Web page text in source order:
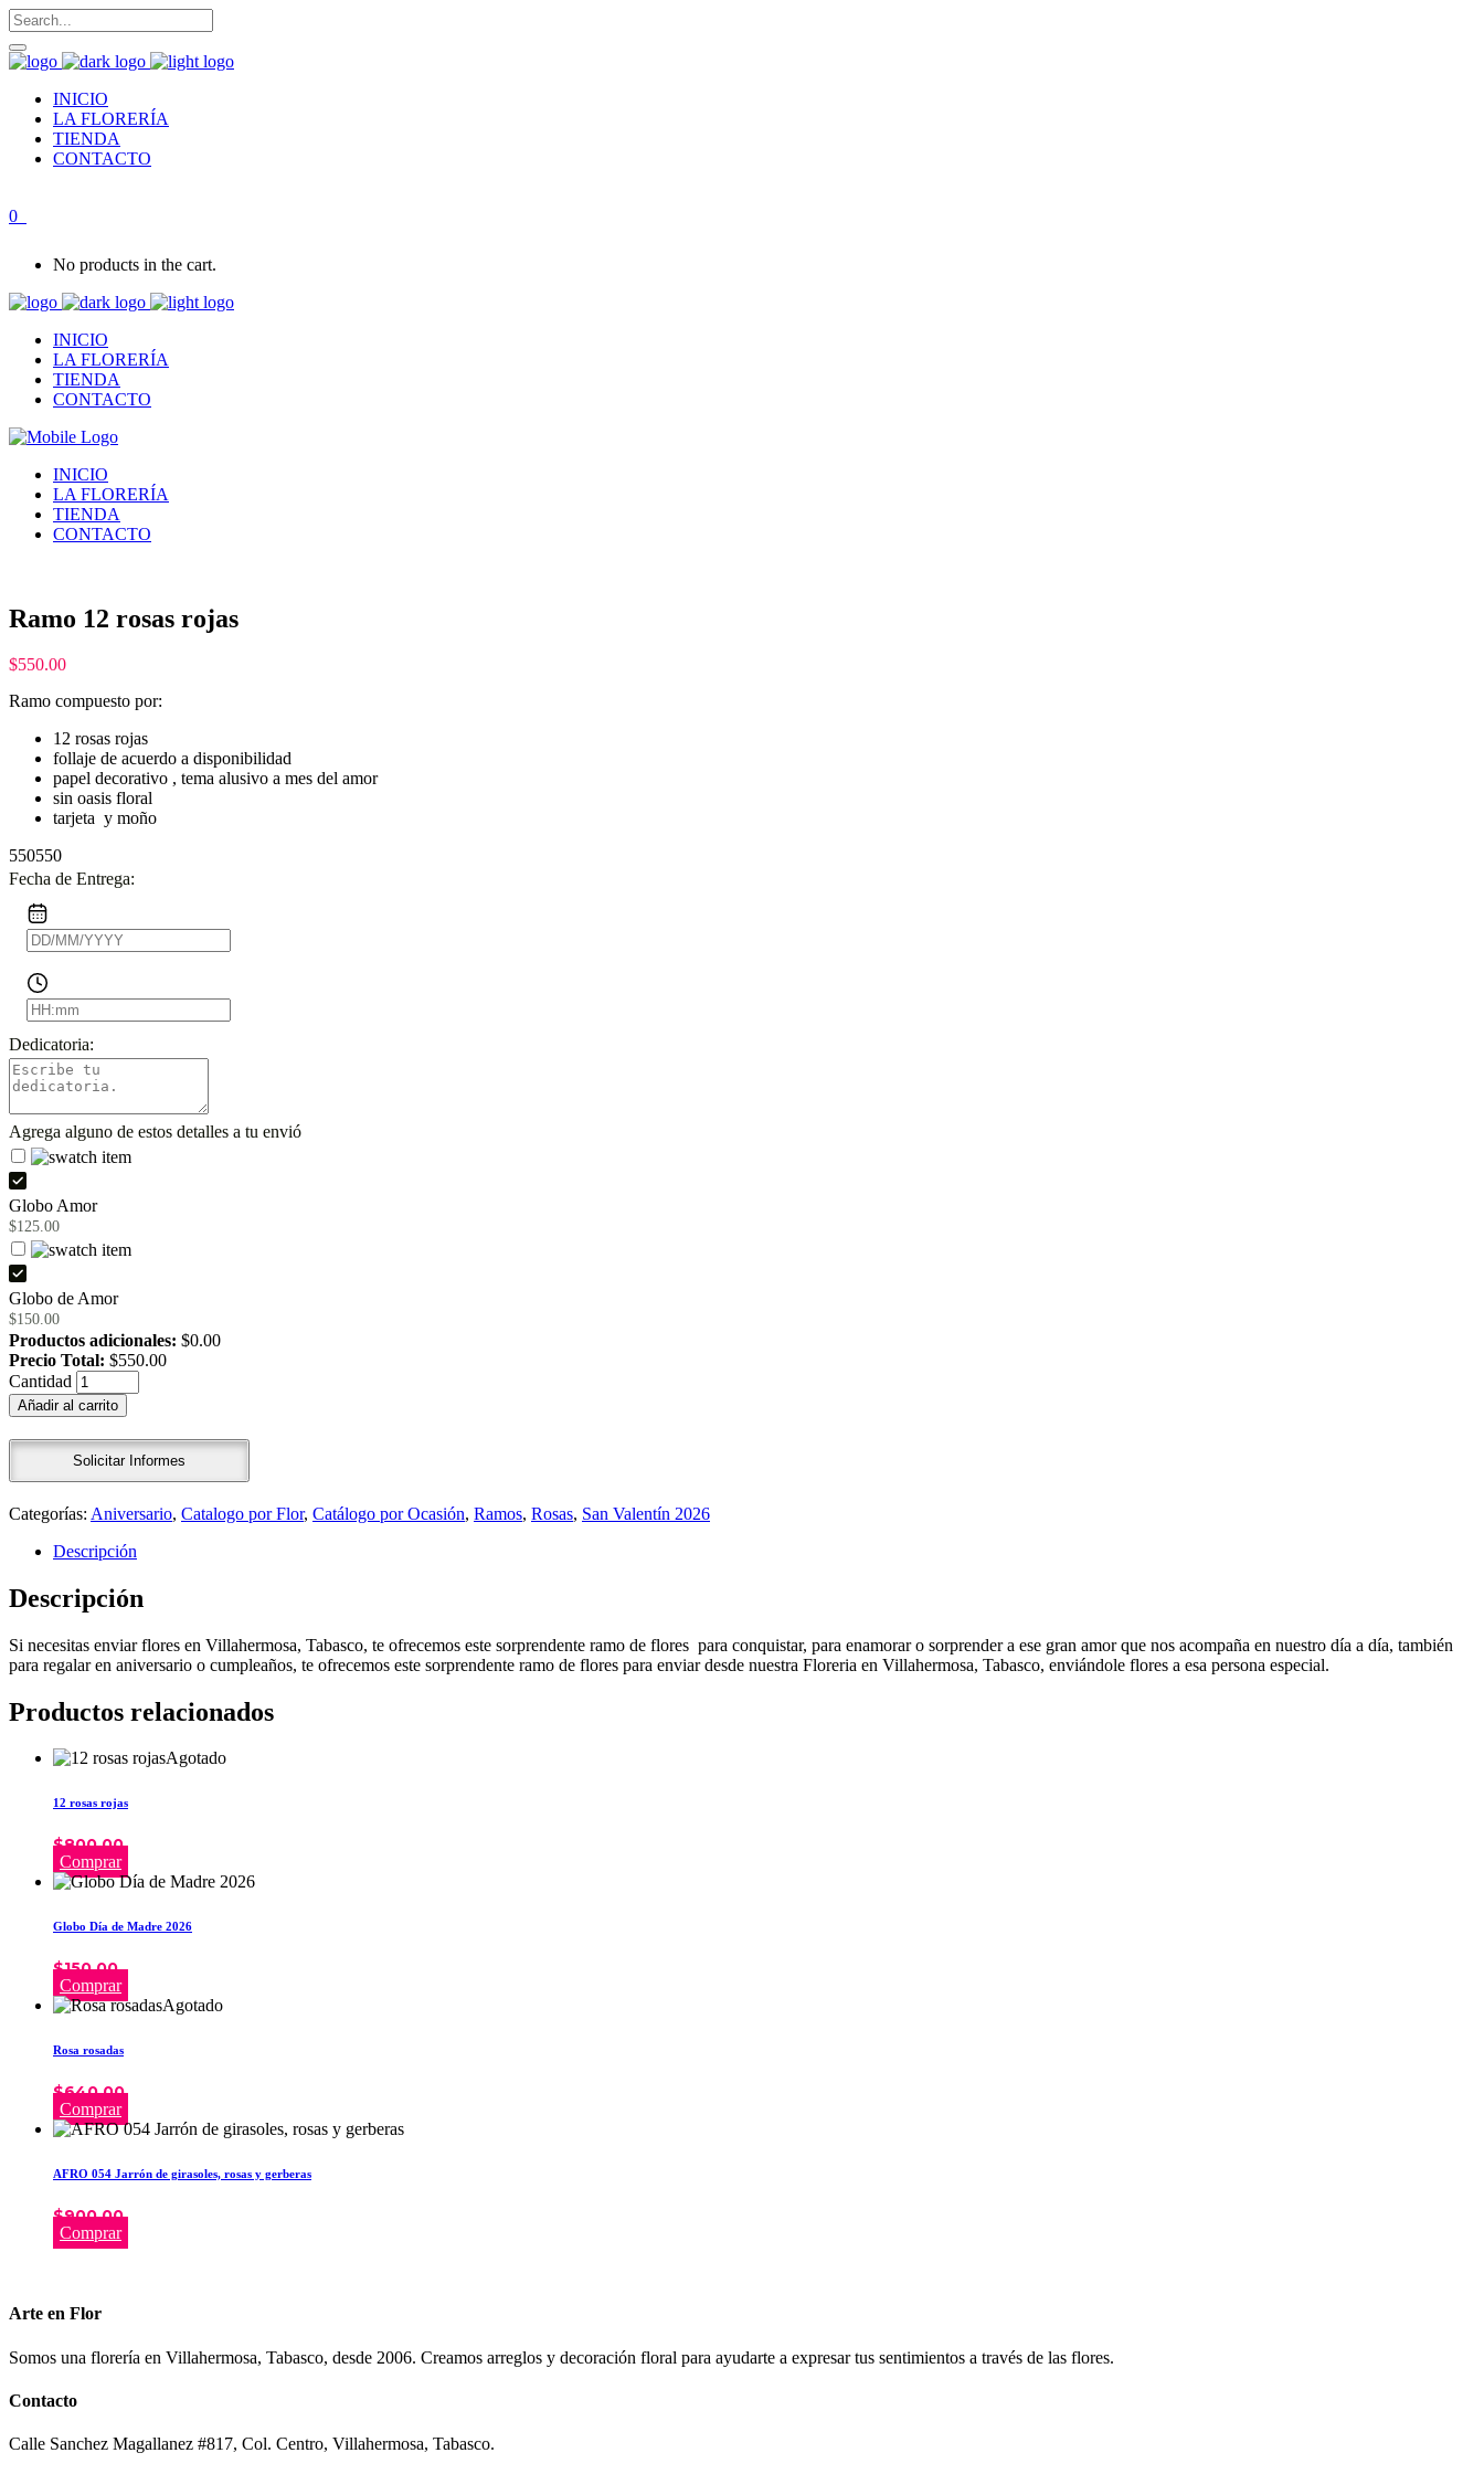
INICIO
LA FLORERÍA
TIENDA
CONTACTO
0
No products in the cart.
INICIO
LA FLORERÍA
TIENDA
CONTACTO
INICIO
LA FLORERÍA
TIENDA
CONTACTO
Ramo 12 rosas rojas
$550.00
Ramo compuesto por:
12 rosas rojas
follaje de acuerdo a disponibilidad
papel decorativo , tema alusivo a mes del amor
sin oasis floral
tarjeta y moño
550550
Fecha de Entrega:
Dedicatoria:
Agrega alguno de estos detalles a tu envió
Globo Amor
$125.00
Globo de Amor
$150.00
Productos adicionales: $0.00
Precio Total: $550.00
Ramo
12
rosas
rojas
Cantidad
Añadir al carrito
Solicitar Informes
Categorías: Aniversario, Catalogo por Flor, Catálogo por Ocasión, Ramos, Rosas, San Valentín 2026
Descripción
Descripción
Si necesitas enviar flores en Villahermosa, Tabasco, te ofrecemos este sorprendente ramo de flores para conquistar, para enamorar o sorprender a ese gran amor que nos acompaña en nuestro día a día, también
para regalar en aniversario o cumpleaños, te ofrecemos este sorprendente ramo de flores para enviar desde nuestra Floreria en Villahermosa, Tabasco, enviándole flores a esa persona especial.
Productos relacionados
Agotado
12 rosas rojas
$800.00
Comprar
Globo Día de Madre 2026
$150.00
Comprar
Agotado
Rosa rosadas
$640.00
Comprar
AFRO 054 Jarrón de girasoles, rosas y gerberas
$900.00
Comprar
Arte en Flor
Somos una florería en Villahermosa, Tabasco, desde 2006. Creamos arreglos y decoración floral para ayudarte a expresar tus sentimientos a través de las flores.
Contacto
Calle Sanchez Magallanez #817, Col. Centro, Villahermosa, Tabasco.